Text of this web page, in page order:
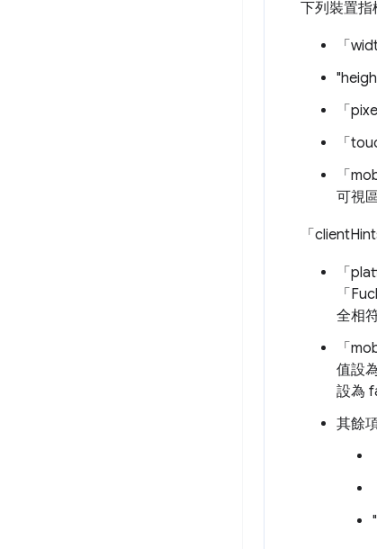
下列裝置指
「
「
「
「
可視
「
「
「
全相
「
值設
設為
其餘